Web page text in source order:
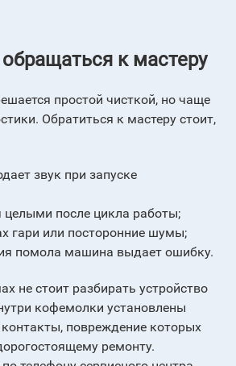
к мастеру
простой чисткой, но чаще
Обратиться к мастеру стоит,
звук при запуске
целыми после цикла работы;
гари или посторонние шумы;
помола машина выдает ошибку.
не стоит разбирать устройство
кофемолки установлены
повреждение которых
ремонту.